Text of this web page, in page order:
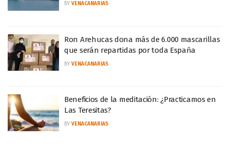
BY VENACANARIAS
Ron Arehucas dona más de 6.000 mascarillas
que serán repartidas por toda España
BY VENACANARIAS
Beneficios de la meditación: ¿Practicamos en
Las Teresitas?
BY VENACANARIAS